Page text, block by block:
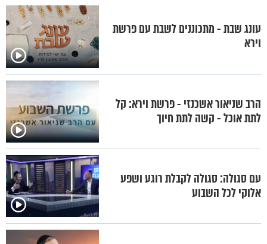
עונג שבת - מתכוננים לשבת עם פרשת
וירא
הרב שניאור אשכנזי - פרשת וירא: קל
לתת אוכל - קשה לתת חיוך
עם סגולה: סגולה לקבלת רוגע ושפע
אלוקי לכל השבוע